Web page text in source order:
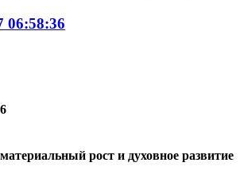
06:58:36
рост и духовное развитие